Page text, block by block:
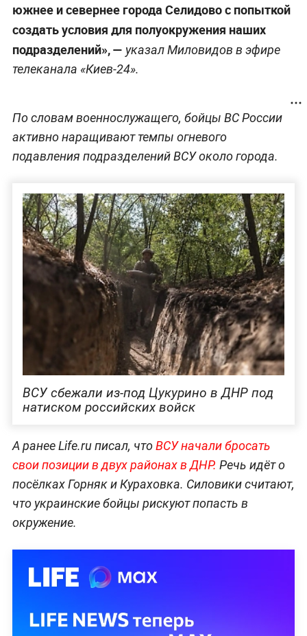
южнее и севернее города Селидово с попыткой
создать условия для полуокружения наших
подразделений», — указал Миловидов в эфире
телеканала «Киев-24».
По словам военнослужащего, бойцы ВС России
активно наращивают темпы огневого
подавления подразделений ВСУ около города.
ВСУ сбежали из-под Цукурино в ДНР под
натиском российских войск
А ранее Life.ru писал, чтоВСУ начали бросать
свои позиции в двух районах в ДНР. Речь идёт о
посёлках Горняк и Кураховка. Силовики считают,
что украинские бойцы рискуют попасть в
окружение.